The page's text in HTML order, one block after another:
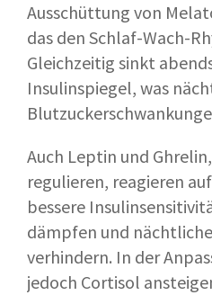
Ausschüttung von
das den Schlaf-Wach-
Gleichzeitig sinkt
Insulinspiegel, was
Auch Leptin und
regulieren, reagieren
bessere
dämpfen und
verhindern. In der
jedoch Cortisol